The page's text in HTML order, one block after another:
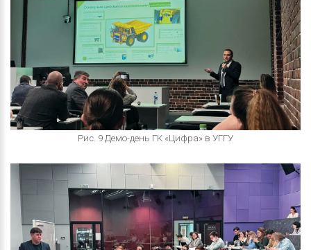
Рис. 9 Демо-день ГК «Цифра» в УГГУ